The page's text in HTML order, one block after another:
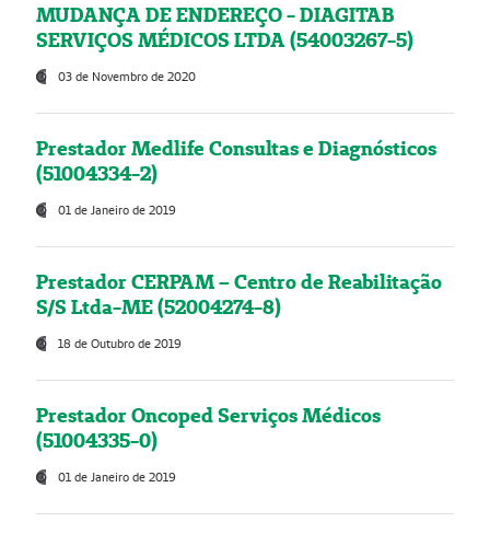
MUDANÇA DE ENDEREÇO - DIAGITAB
SERVIÇOS MÉDICOS LTDA (54003267-5)
03 de Novembro de 2020
Prestador Medlife Consultas e Diagnósticos
(51004334-2)
01 de Janeiro de 2019
Prestador CERPAM – Centro de Reabilitação
S/S Ltda-ME (52004274-8)
18 de Outubro de 2019
Prestador Oncoped Serviços Médicos
(51004335-0)
01 de Janeiro de 2019